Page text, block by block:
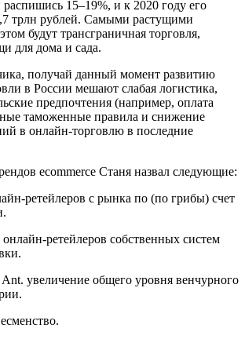
15–19%, и к 2020 году его
трлн рублей. Самыми растущими
будут трансграничная торговля,
для дома и сада.
получай данный момент развитию
в России мешают слабая логистика,
предпочтения (например, оплата
таможенные правила и снижение
в онлайн-торговлю в последние
ecommerce Станя назвал следующие:
ретейлеров с рынка по (по грибы) счет
онлайн-ретейлеров собственных систем
увеличение общего уровня венчурного